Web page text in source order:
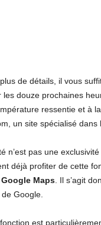
de détails, il vous
les douze prochaines
ressentie et à
un site spécialisé dans
n’est pas une
déjà profiter de cette
Google Maps. Il s’agit
Google.
est